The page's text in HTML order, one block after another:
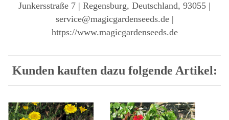
Junkersstraße 7 | Regensburg, Deutschland, 93055 |
service@magicgardenseeds.de |
https://www.magicgardenseeds.de
Kunden kauften dazu folgende Artikel: